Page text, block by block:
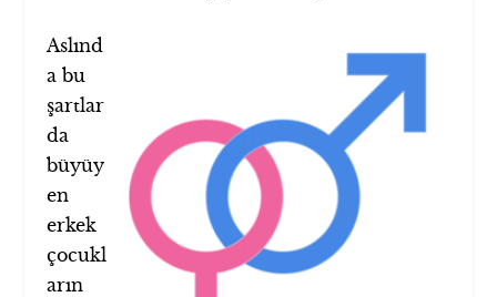
Aslınd
a bu
şartlar
da
büyüy
en
erkek
çocukl
arın